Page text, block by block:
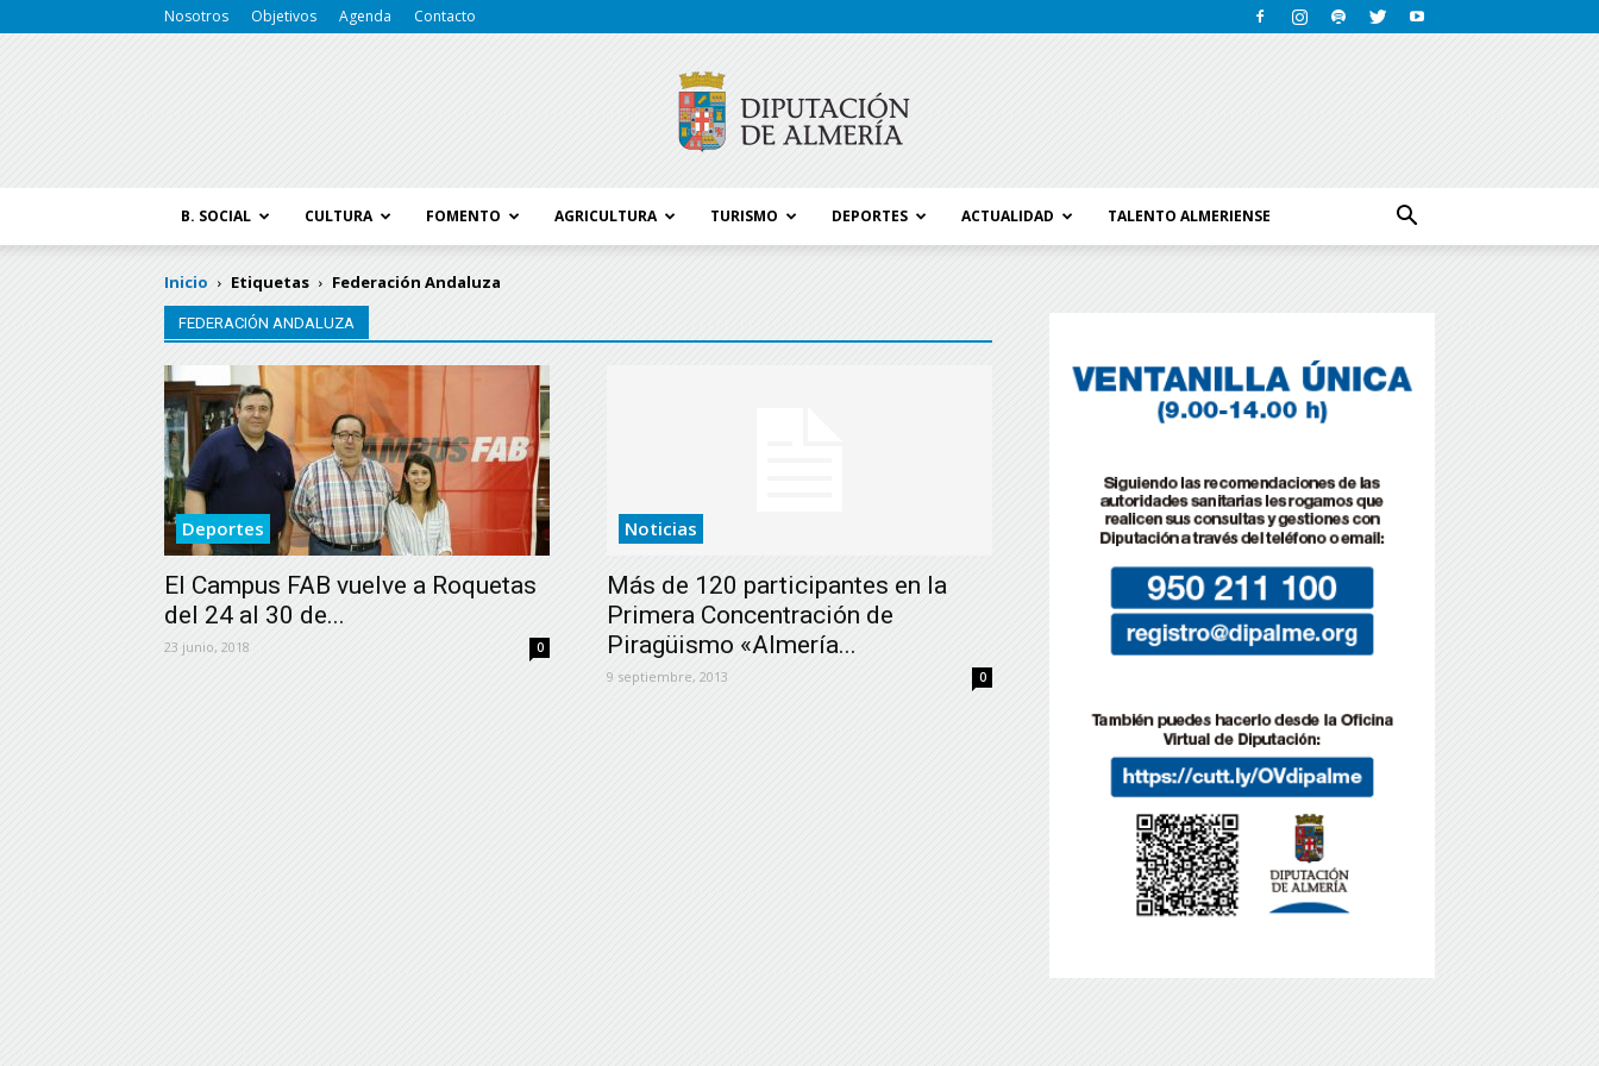
Nosotros Objetivos Agenda Contacto
B. SOCIAL CULTURA FOMENTO AGRICULTURA TURISMO DEPORTES ACTUALIDAD TALENTO ALMERIENSE
Inicio Etiquetas Federación Andaluza
FEDERACIÓN ANDALUZA
Deportes
El Campus FAB vuelve a Roquetas
del 24 al 30 de...
23 junio, 2018 0
Noticias
Más de 120 participantes en la
Primera Concentración de
Piragüismo «Almería...
9 septiembre, 2013 0